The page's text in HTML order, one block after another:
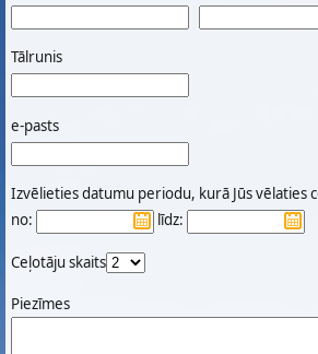
Tālrunis
e-pasts
Izvēlieties datumu periodu, kurā Jūs vēlaties
no:
līdz:
Ceļotāju skaits
Piezīmes